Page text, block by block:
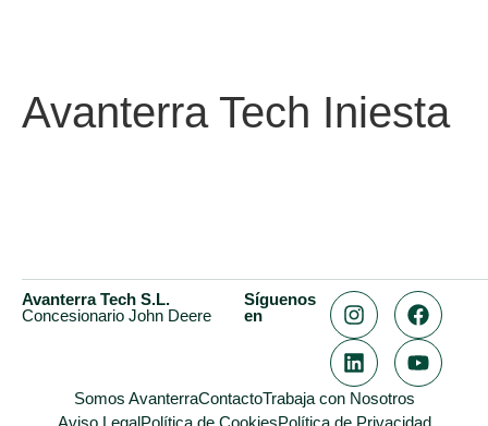
Avanterra Tech Iniesta
Avanterra Tech S.L.
Concesionario John Deere
Síguenos
en
Somos AvanterraContactoTrabaja con Nosotros
Aviso LegalPolítica de CookiesPolítica de Privacidad